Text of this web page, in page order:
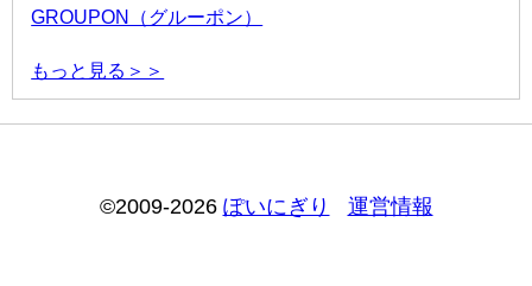
GROUPON（グルーポン）
もっと見る＞＞
©2009-2026 ぽいにぎり 運営情報